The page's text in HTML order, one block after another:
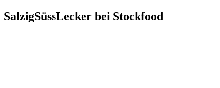
SalzigSüssLecker bei Stockfood